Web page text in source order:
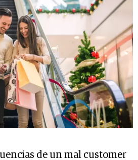
de un mal customer